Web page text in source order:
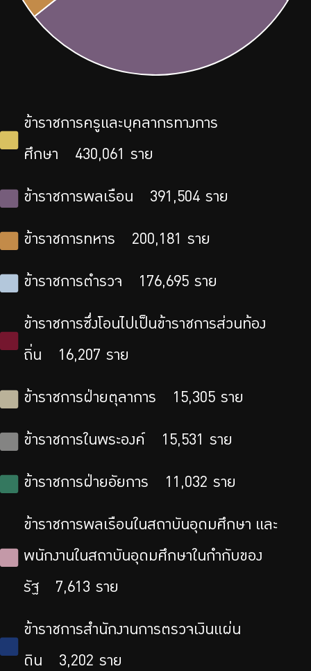
ข้าราชการครูและบุคลากรทางการ
ศึกษา 430,061 ราย
ข้าราชการพลเรือน 391,504 ราย
ข้าราชการทหาร 200,181 ราย
ข้าราชการตำรวจ 176,695 ราย
ข้าราชการซึ่งโอนไปเป็นข้าราชการส่วนท้อง
ถิ่น 16,207 ราย
ข้าราชการฝ่ายตุลาการ 15,305 ราย
ข้าราชการในพระองค์ 15,531 ราย
ข้าราชการฝ่ายอัยการ 11,032 ราย
ข้าราชการพลเรือนในสถาบันอุดมศึกษา และ
พนักงานในสถาบันอุดมศึกษาในกำกับของ
รัฐ 7,613 ราย
ข้าราชการสำนักงานการตรวจเงินแผ่น
ดิน 3,202 ราย